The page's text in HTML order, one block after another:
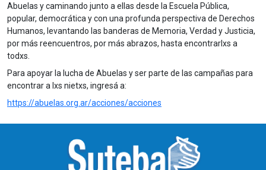
Abuelas y caminando junto a ellas desde la Escuela Pública,
popular, democrática y con una profunda perspectiva de Derechos
Humanos, levantando las banderas de Memoria, Verdad y Justicia,
por más reencuentros, por más abrazos, hasta encontrarlxs a
todxs.
Para apoyar la lucha de Abuelas y ser parte de las campañas para
encontrar a lxs nietxs, ingresá a:
https://abuelas.org.ar/acciones/acciones